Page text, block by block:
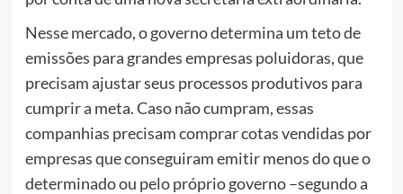
Nesse mercado, o governo determina um teto de
emissões para grandes empresas poluidoras, que
precisam ajustar seus processos produtivos para
cumprir a meta. Caso não cumpram, essas
companhias precisam comprar cotas vendidas por
empresas que conseguiram emitir menos do que o
determinado ou pelo próprio governo –segundo a